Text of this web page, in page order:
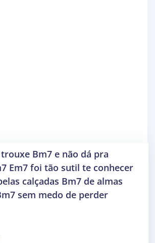
Bm7 e não dá pra
C#m7 Bm7 sem medo de perder